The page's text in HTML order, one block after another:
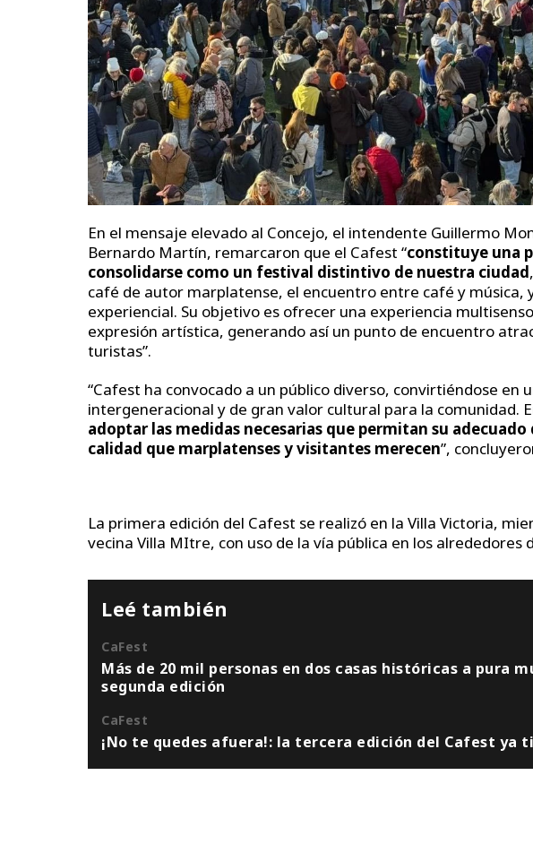
En el mensaje elevado al Concejo, el intendente Guillermo
Bernardo Martín, remarcaron que el Cafest “constituye una
consolidarse como un festival distintivo de nuestra ciudad
café de autor marplatense, el encuentro entre café y música,
experiencial. Su objetivo es ofrecer una experiencia
expresión artística, generando así un punto de encuentro
turistas”.
“Cafest ha convocado a un público diverso, convirtiéndose en
intergeneracional y de gran valor cultural para la comunidad.
adoptar las medidas necesarias que permitan su
calidad que marplatenses y visitantes merecen”,
La primera edición del Cafest se realizó en la Villa Victoria,
vecina Villa MItre, con uso de la vía pública en los alrededores
Leé también
CaFest
Más de 20 mil personas en dos casas históricas a pura
segunda edición
CaFest
¡No te quedes afuera!: la tercera edición del Cafest ya